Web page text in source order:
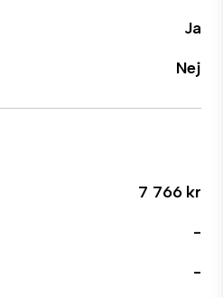
Ja
Nej
7 766 kr
-
-